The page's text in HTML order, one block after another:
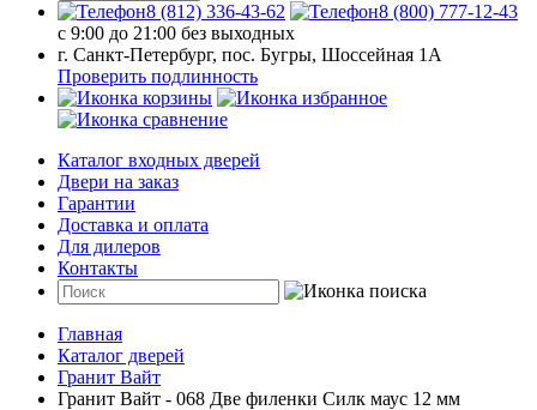
8 (812) 336-43-62
8 (800) 777-12-43
с 9:00 до 21:00 без выходных
г. Санкт-Петербург, пос. Бугры, Шоссейная 1А
Проверить подлинность
Каталог входных дверей
Двери на заказ
Гарантии
Доставка и оплата
Для дилеров
Контакты
Главная
Каталог дверей
Гранит Вайт
Гранит Вайт - 068 Две филенки Силк маус 12 мм